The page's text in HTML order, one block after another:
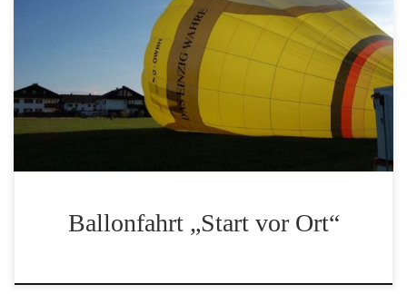
Sie wollen Ihr Haus, Ihre Gemeinde und die gewohnte
Umgebung einmal aus der Vogelperspektive erleben?
Kein Problem, ab einer Buchung von 4 Personen ist
ein Start bei Ihnen zu Hause möglich.
Ballonfahrt „Start vor Ort“